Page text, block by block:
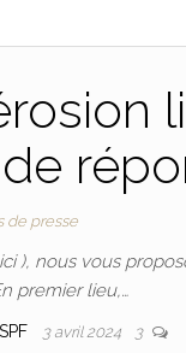
de presse
), nous vous
premier lieu,…
3 avril 2024 3